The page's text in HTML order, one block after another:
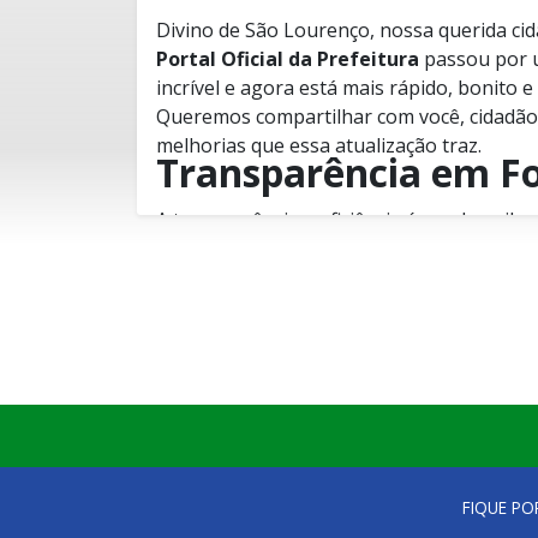
Divino de São Lourenço, nossa querida
Portal Oficial da Prefeitura passou por
incrível e agora está mais rápido, bonito
Queremos compartilhar com você,
melhorias que essa atualização traz.
Transparência em
A transparência e eficiência é um dos
prefeitura, projetos em andamento,
Rapidez: Navegue sem demora! O
para carregar rapidamente,
que precisa com agilidade.
: Prepare-se para uma
FIQUE